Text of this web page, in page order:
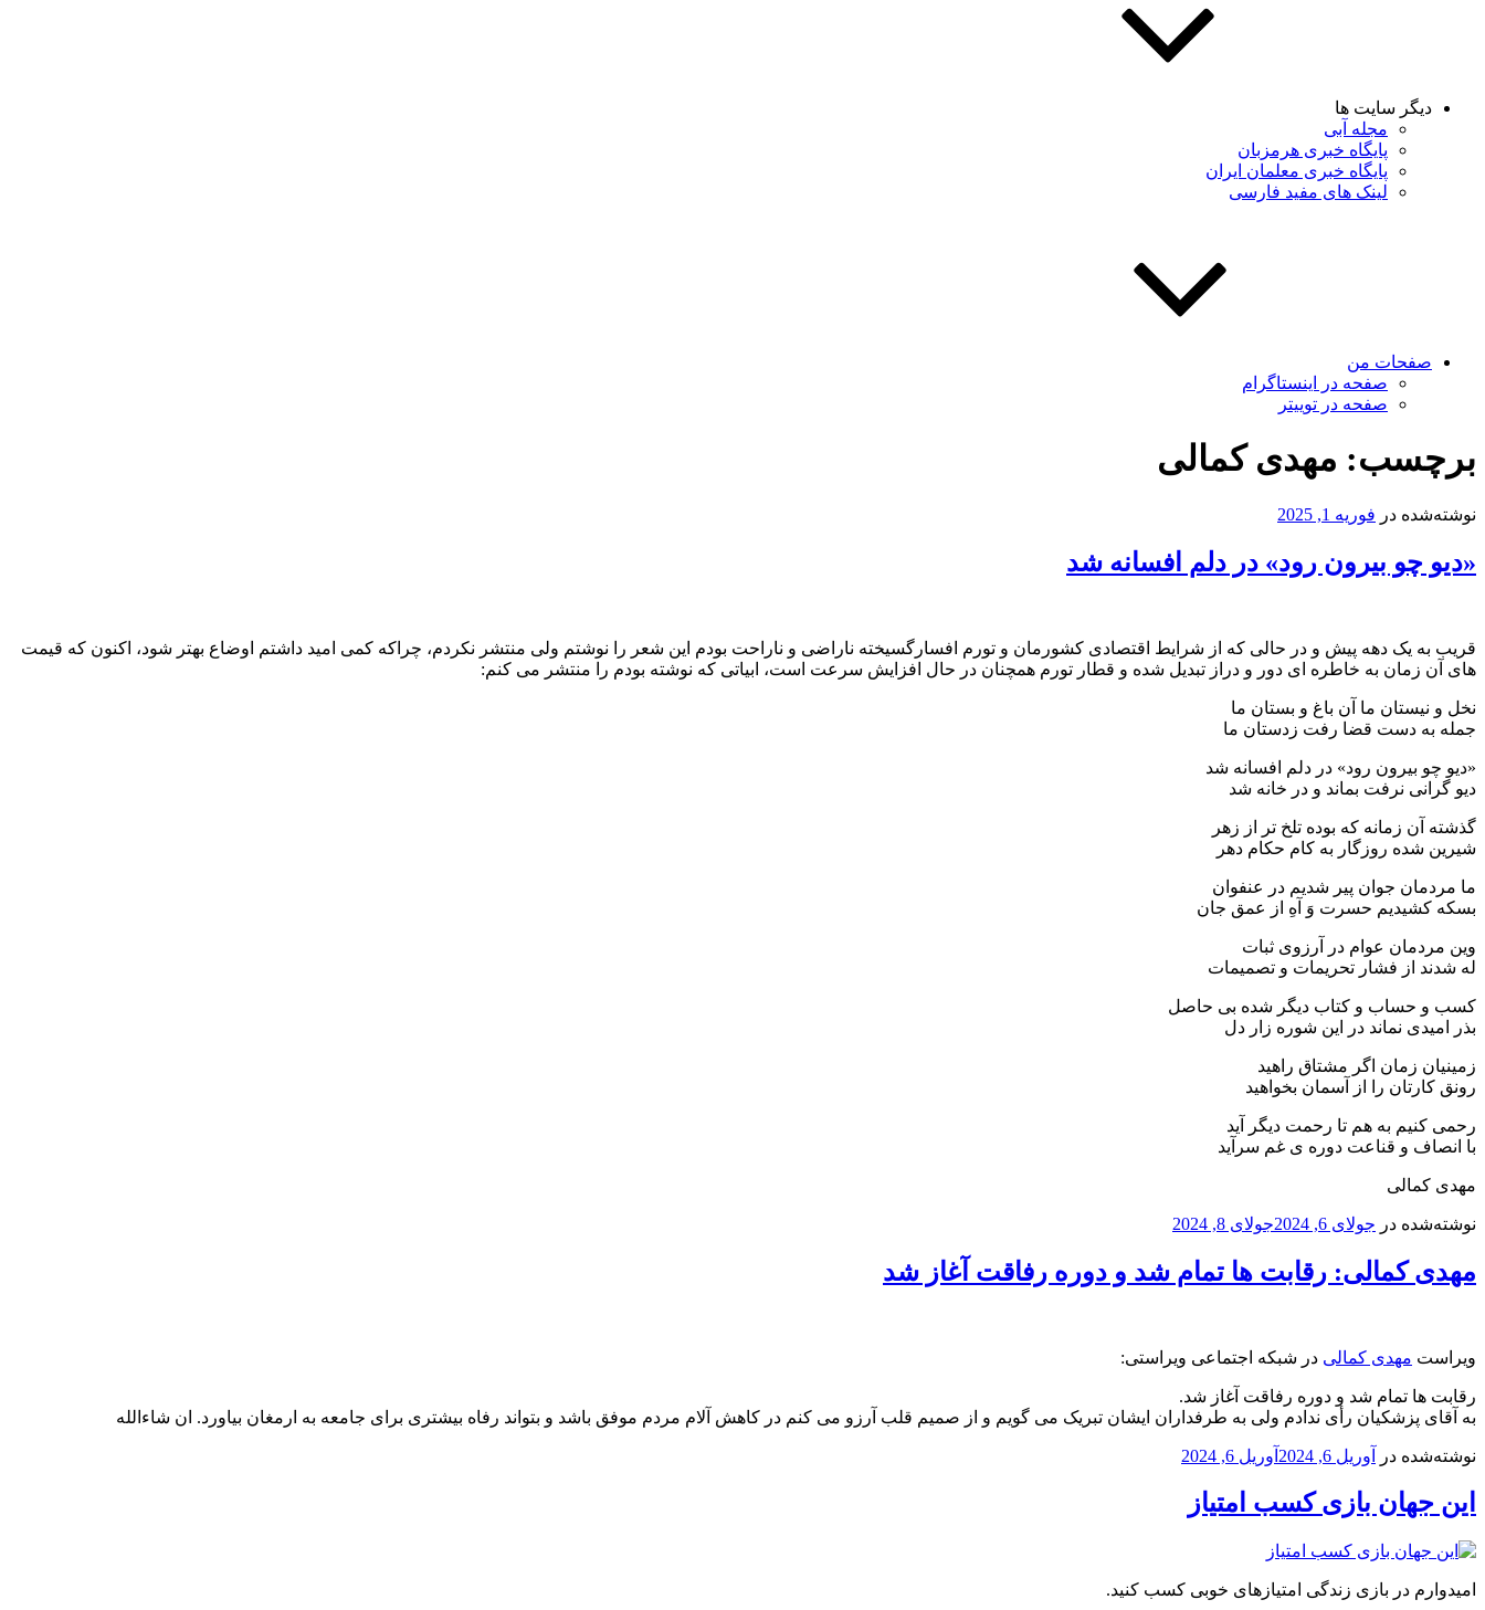
دیگر سایت ها
مجله آبی
پایگاه خبری هرمزبان
پایگاه خبری معلمان ایران
لینک های مفید فارسی
صفحات من
صفحه در اینستاگرام
صفحه در توییتر
برچسب: مهدی کمالی
نوشته‌شده در فوریه 1, 2025
«دیو چو بیرون رود» در دلم افسانه شد
قریب به یک دهه پیش و در حالی که از شرایط اقتصادی کشورمان و تورم افسارگسیخته ناراضی و ناراحت بودم این شعر را نوشتم ولی منتشر نکردم، چراکه کمی امید داشتم اوضاع بهتر شود، اکنون که قیمت
های آن زمان به خاطره ای دور و دراز تبدیل شده و قطار تورم همچنان در حال افزایش سرعت است، ابیاتی که نوشته بودم را منتشر می کنم:
نخل و نیستان ما آن باغ و بستان ما
جمله به دست قضا رفت زدستان ما
«دیو چو بیرون رود» در دلم افسانه شد
دیو گرانی نرفت بماند و در خانه شد
گذشته آن زمانه که بوده تلخ تر از زهر
شیرین شده روزگار به کام حکام دهر
ما مردمان جوان پیر شدیم در عنفوان
بسکه کشیدیم حسرت وَ آهِ از عمق جان
وین مردمان عوام در آرزوی ثبات
له شدند از فشار تحریمات و تصمیمات
کسب و حساب و کتاب دیگر شده بی حاصل
بذر امیدی نماند در این شوره زار دل
زمینیان زمان اگر مشتاق راهید
رونق کارتان را از آسمان بخواهید
رحمی کنیم به هم تا رحمت دیگر آید
با انصاف و قناعت دوره ی غم سرآید
مهدی کمالی
نوشته‌شده در جولای 6, 2024 جولای 8, 2024
مهدی کمالی: رقابت ها تمام شد و دوره رفاقت آغاز شد
ویراست مهدی کمالی در شبکه اجتماعی ویراستی:
رقابت ها تمام شد و دوره رفاقت آغاز شد.
به آقای پزشکیان رأی ندادم ولی به طرفداران ایشان تبریک می گویم و از صمیم قلب آرزو می کنم در کاهش آلام مردم موفق باشد و بتواند رفاه بیشتری برای جامعه به ارمغان بیاورد. ان شاءالله
نوشته‌شده در آوریل 6, 2024 آوریل 6, 2024
این جهان بازی کسب امتیاز
امیدوارم در بازی زندگی امتیازهای خوبی کسب کنید.